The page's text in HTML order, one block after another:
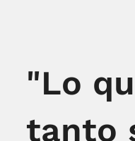
"Lo
tanto